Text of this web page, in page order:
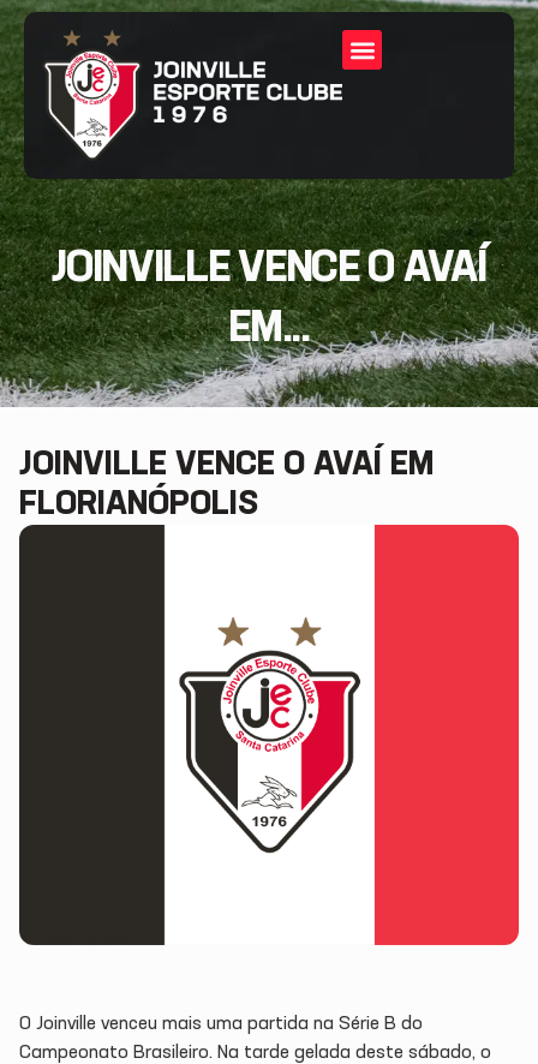
JOINVILLE VENCE O AVAÍ
EM...
JOINVILLE VENCE O AVAÍ EM
FLORIANÓPOLIS
O Joinville venceu mais uma partida na Série B do
Campeonato Brasileiro. Na tarde gelada deste sábado, o